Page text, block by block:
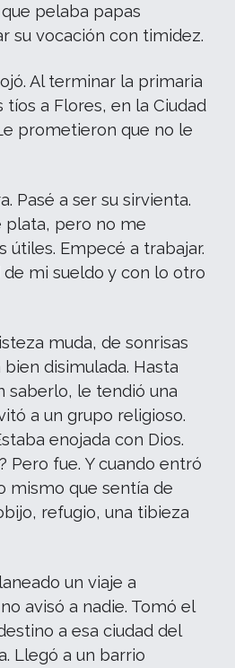
pelaba papas
su vocación con timidez.
Al terminar la primaria
tíos a Flores, en la Ciudad
prometieron que no le
Pasé a ser su sirvienta.
plata, pero no me
útiles. Empecé a trabajar.
mi sueldo y con lo otro
muda, de sonrisas
disimulada. Hasta
saberlo, le tendió una
a un grupo religioso.
enojada con Dios.
Pero fue. Y cuando entró
mismo que sentía de
refugio, una tibieza
un viaje a
avisó a nadie. Tomó el
a esa ciudad del
Llegó a un barrio